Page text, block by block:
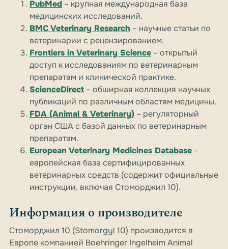
PubMed – крупная международная база
медицинских исследований.
BMC Veterinary Research – научные статьи по
ветеринарии с рецензированием.
Frontiers in Veterinary Science – открытый
доступ к исследованиям по ветеринарным
препаратам и клинической практике.
ScienceDirect – обширная коллекция научных
публикаций по различным областям медицины.
FDA (Animal & Veterinary) – регуляторный
орган США с базой данных по ветеринарным
препаратам.
European Veterinary Medicines Database –
европейская база сертифицированных
ветеринарных средств (содержит официальные
инструкции, включая Стоморджил 10).
Информация о производителе
Стоморджил 10 (Stomorgyl 10) производится в
Европе компанией Boehringer Ingelheim Animal